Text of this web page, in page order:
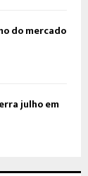
do mercado
julho em